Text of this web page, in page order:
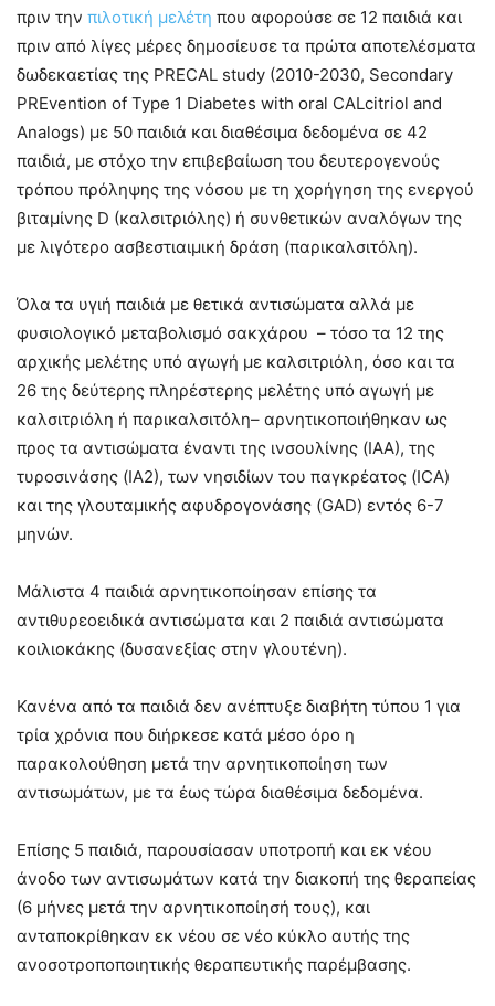
πριν την πιλοτική μελέτη που αφορούσε σε 12 παιδιά και
πριν από λίγες μέρες δημοσίευσε τα πρώτα αποτελέσματα
δωδεκαετίας της PRECAL study (2010-2030, Secondary
PREvention of Type 1 Diabetes with oral CALcitriol and
Αnalogs) με 50 παιδιά και διαθέσιμα δεδομένα σε 42
παιδιά, με στόχο την επιβεβαίωση του δευτερογενούς
τρόπου πρόληψης της νόσου με τη χορήγηση της ενεργού
βιταμίνης D (καλσιτριόλης) ή συνθετικών αναλόγων της
με λιγότερο ασβεστιαιμική δράση (παρικαλσιτόλη).
Όλα τα υγιή παιδιά με θετικά αντισώματα αλλά με
φυσιολογικό μεταβολισμό σακχάρου – τόσο τα 12 της
αρχικής μελέτης υπό αγωγή με καλσιτριόλη, όσο και τα
26 της δεύτερης πληρέστερης μελέτης υπό αγωγή με
καλσιτριόλη ή παρικαλσιτόλη– αρνητικοποιήθηκαν ως
προς τα αντισώματα έναντι της ινσουλίνης (ΙΑΑ), της
τυροσινάσης (ΙΑ2), των νησιδίων του παγκρέατος (ICA)
και της γλουταμικής αφυδρογονάσης (GAD) εντός 6-7
μηνών.
Μάλιστα 4 παιδιά αρνητικοποίησαν επίσης τα
αντιθυρεοειδικά αντισώματα και 2 παιδιά αντισώματα
κοιλιοκάκης (δυσανεξίας στην γλουτένη).
Κανένα από τα παιδιά δεν ανέπτυξε διαβήτη τύπου 1 για
τρία χρόνια που διήρκεσε κατά μέσο όρο η
παρακολούθηση μετά την αρνητικοποίηση των
αντισωμάτων, με τα έως τώρα διαθέσιμα δεδομένα.
Επίσης 5 παιδιά, παρουσίασαν υποτροπή και εκ νέου
άνοδο των αντισωμάτων κατά την διακοπή της θεραπείας
(6 μήνες μετά την αρνητικοποίησή τους), και
ανταποκρίθηκαν εκ νέου σε νέο κύκλο αυτής της
ανοσοτροποποιητικής θεραπευτικής παρέμβασης.